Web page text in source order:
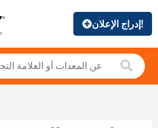
إدراج الإعلان!